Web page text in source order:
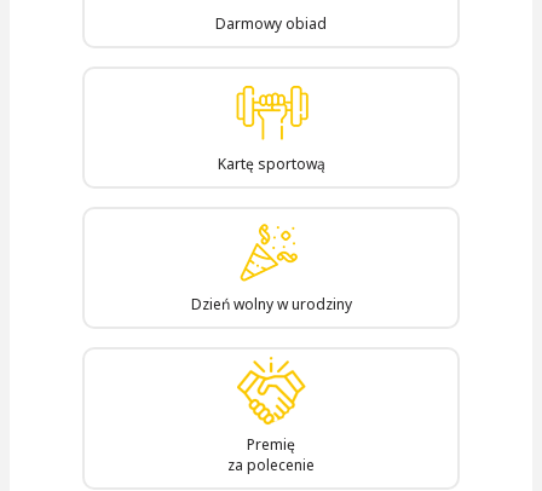
Darmowy obiad
Kartę sportową
Dzień wolny w urodziny
Premię
za polecenie